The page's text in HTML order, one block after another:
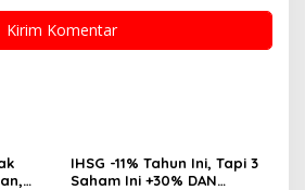
IHSG -11% Tahun Ini, Tapi 3
Saham Ini +30% DAN